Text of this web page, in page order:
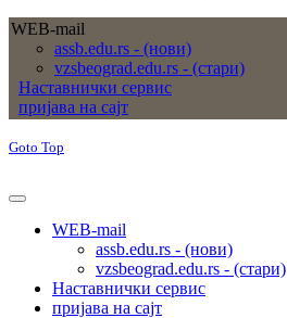
WEB-mail
assb.edu.rs - (нови)
vzsbeograd.edu.rs - (стари)
Наставнички сервис
пријава на сајт
Goto Top
WEB-mail
assb.edu.rs - (нови)
vzsbeograd.edu.rs - (стари)
Наставнички сервис
пријава на сајт